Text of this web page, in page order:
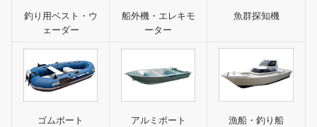
釣り用ベスト・ウ
ェーダー
船外機・エレキモ
ーター
魚群探知機
ゴムボート アルミボート 漁船・釣り船